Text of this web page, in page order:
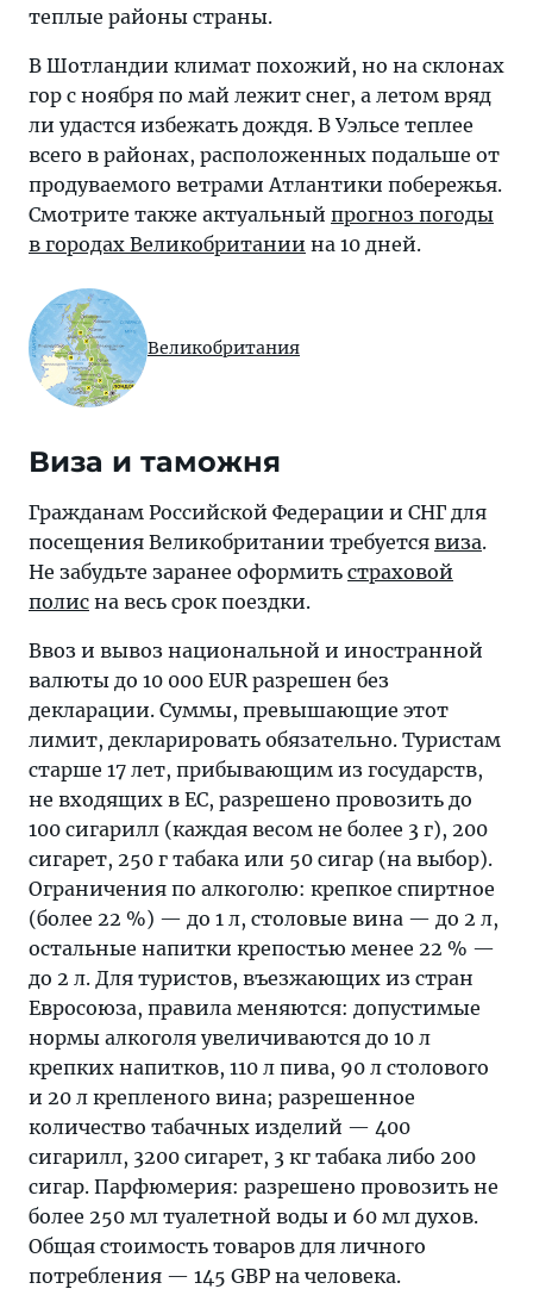
теплые районы страны.
В Шотландии климат похожий, но на склонах
гор с ноября по май лежит снег, а летом вряд
ли удастся избежать дождя. В Уэльсе теплее
всего в районах, расположенных подальше от
продуваемого ветрами Атлантики побережья.
Смотрите также актуальный прогноз погоды
в городах Великобритании на 10 дней.
Великобритания
Виза и таможня
Гражданам Российской Федерации и СНГ для
посещения Великобритании требуется виза.
Не забудьте заранее оформить страховой
полис на весь срок поездки.
Ввоз и вывоз национальной и иностранной
валюты до 10 000 EUR разрешен без
декларации. Суммы, превышающие этот
лимит, декларировать обязательно. Туристам
старше 17 лет, прибывающим из государств,
не входящих в ЕС, разрешено провозить до
100 сигарилл (каждая весом не более 3 г), 200
сигарет, 250 г табака или 50 сигар (на выбор).
Ограничения по алкоголю: крепкое спиртное
(более 22 %) — до 1 л, столовые вина — до 2 л,
остальные напитки крепостью менее 22 % —
до 2 л. Для туристов, въезжающих из стран
Евросоюза, правила меняются: допустимые
нормы алкоголя увеличиваются до 10 л
крепких напитков, 110 л пива, 90 л столового
и 20 л крепленого вина; разрешенное
количество табачных изделий — 400
сигарилл, 3200 сигарет, 3 кг табака либо 200
сигар. Парфюмерия: разрешено провозить не
более 250 мл туалетной воды и 60 мл духов.
Общая стоимость товаров для личного
потребления — 145 GBP на человека.